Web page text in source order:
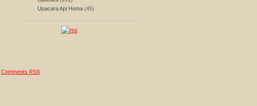
Upacara Api Homa (45)
Comments RSS